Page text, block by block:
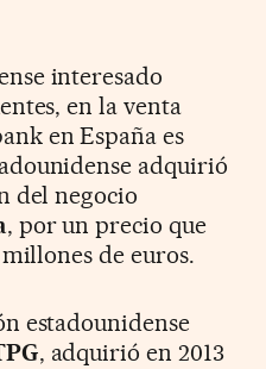
interesado
en la venta
en España es
adquirió
del negocio
, por un precio que
de euros.
estadounidense
, adquirió en 2013